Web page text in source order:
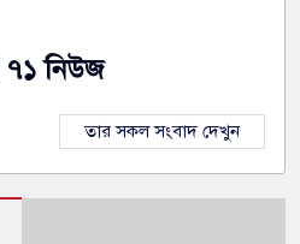
৭১ নিউজ
তার সকল সংবাদ দেখুন